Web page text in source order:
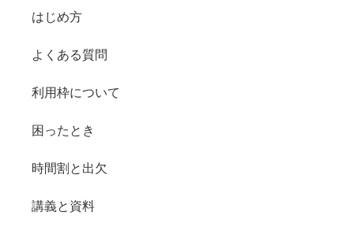
はじめ方
よくある質問
利用枠について
困ったとき
時間割と出欠
講義と資料